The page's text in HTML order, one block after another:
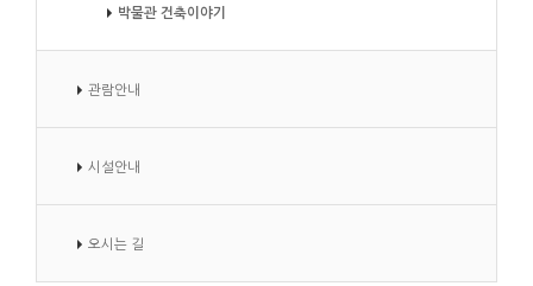
박물관 건축이야기
관람안내
시설안내
오시는 길